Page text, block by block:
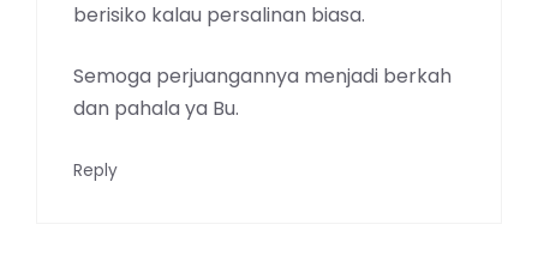
berisiko kalau persalinan biasa.
Semoga perjuangannya menjadi berkah
dan pahala ya Bu.
Reply